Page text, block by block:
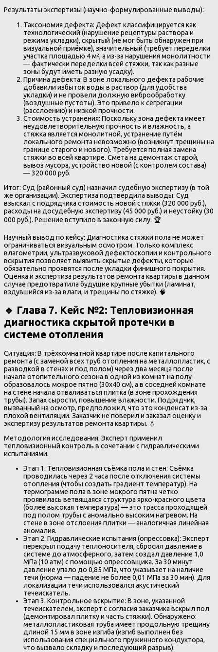
Результаты экспертизы (научно-формулированные выводы):
Таксономия дефекта: Дефект классифицируется как
технологический (нарушение рецептуры раствора и
режима укладки), скрытый (не мог быть обнаружен при
визуальной приёмке), значительный (требует переделки
участка площадью 4 м², а из-за нарушения монолитности
— фактически переделки всей стяжки, так как разные
зоны будут иметь разную усадку).
Причина дефекта: В зоне локального дефекта рабочие
добавили избыток воды в раствор (для удобства
укладки) и не провели должную виброобработку
(воздушные пустоты). Это привело к сегрегации
(расслоению) и низкой прочности.
Стоимость устранения: Поскольку зона дефекта имеет
неудовлетворительную прочность и влажность, а
стяжка является монолитной, устранение путём
локального ремонта невозможно (возникнут трещины на
границе старого и нового). Требуется полная замена
стяжки во всей квартире. Смета на демонтаж старой,
вывоз мусора, устройство новой (с контролем состава)
— 320 000 руб.
Итог: Суд (районный суд) назначил судебную экспертизу (в той
же организации). Экспертиза подтвердила выводы. Суд
взыскал с подрядчика стоимость новой стяжки (320 000 руб.),
расходы на досудебную экспертизу (45 000 руб.) и неустойку (30
000 руб.). Решение вступило в законную силу. 🏆
Научный вывод по кейсу: Диагностика стяжки пола не может
ограничиваться визуальным осмотром. Только комплекс
влагометрии, ультразвуковой дефектоскопии и контрольного
вскрытия позволяет выявить скрытые дефекты, которые
обязательно проявятся после укладки финишного покрытия.
Оценка и экспертиза результатов ремонта квартиры в данном
случае предотвратила будущие крупные убытки (ламинат,
вздувшийся из-за влаги, и трещины по стяжке). 🧠
🔹 Глава 7. Кейс №2: Тепловизионная
диагностика скрытой протечки в
системе отопления
Ситуация: В трёхкомнатной квартире после капитального
ремонта (с заменой всех труб отопления на металлопластик, с
разводкой в стенах и под полом) через два месяца после
начала отопительного сезона в одной из комнат на полу
образовалось мокрое пятно (30х40 см), а в соседней комнате
на стене начала отваливаться плитка (в зоне прохождения
трубы). Запах сырости, повышение влажности. Подрядчик,
вызванный на осмотр, предположил, что это конденсат из-за
плохой вентиляции. Заказчик не поверил и заказал оценку и
экспертизу результатов ремонта квартиры. 💧
Методология исследования: Эксперт применил
тепловизионный контроль в сочетании с гидравлическими
испытаниями.
Этап 1. Тепловизионная съёмка пола и стен: Съёмка
проводилась через 2 часа после отключения системы
отопления (чтобы создать градиент температур). На
термограмме пола в зоне мокрого пятна чётко
проявилась ветвящаяся структура ярко-красного цвета
(более высокая температура) — это трасса проходящей
под полом трубы с аномально высоким нагревом. На
стене в зоне отслоения плитки — аналогичная линейная
аномалия.
Этап 2. Гидравлические испытания (опрессовка): Эксперт
перекрыл подачу теплоносителя, сбросил давление в
системе до атмосферного, затем создал давление 1,0
МПа (10 атм) с помощью опрессовщика. За 30 минут
давление упало до 0,85 МПа, что указывает на наличие
течи (норма — падение не более 0,01 МПа за 30 мин). Для
локализации течи использовался акустический
течеискатель.
Этап 3. Контрольное вскрытие: В зоне, указанной
течеискателем, эксперт с согласия заказчика вскрыл пол
(демонтировал плитку и часть стяжки). Обнаружено:
металлопластиковая труба имеет продольную трещину
длиной 15 мм в зоне изгиба (изгиб выполнен без
использования специального пружинного кондуктора,
что вызвало складку и последующий разрыв).